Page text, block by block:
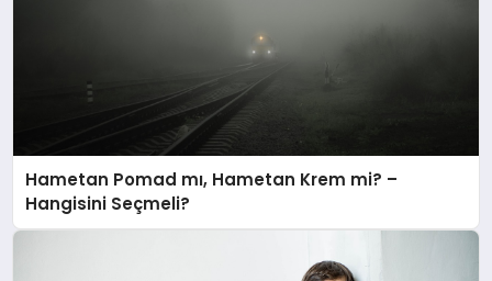
Hametan Pomad mı, Hametan Krem mi? –
Hangisini Seçmeli?